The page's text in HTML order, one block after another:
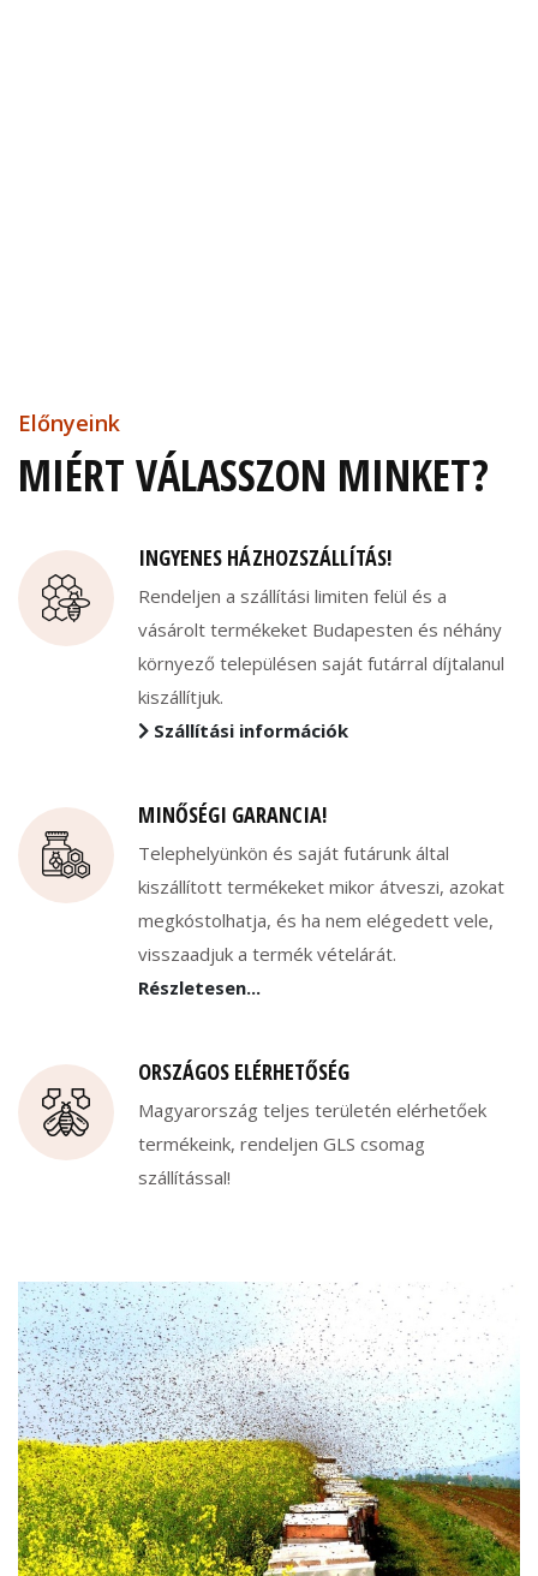
Előnyeink
MIÉRT VÁLASSZON MINKET?
INGYENES HÁZHOZSZÁLLÍTÁS!
Rendeljen a szállítási limiten felül és a
vásárolt termékeket Budapesten és néhány
környező településen saját futárral díjtalanul
kiszállítjuk.
Szállítási információk
MINŐSÉGI GARANCIA!
Telephelyünkön és saját futárunk által
kiszállított termékeket mikor átveszi, azokat
megkóstolhatja, és ha nem elégedett vele,
visszaadjuk a termék vételárát.
Részletesen...
ORSZÁGOS ELÉRHETŐSÉG
Magyarország teljes területén elérhetőek
termékeink, rendeljen GLS csomag
szállítással!